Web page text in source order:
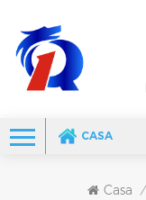
CASA
Casa /